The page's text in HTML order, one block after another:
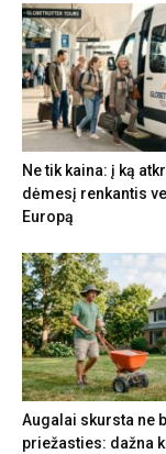
Ne tik kaina: į ką
dėmesį renkantis
Europą
Augalai skursta ne
priežasties: dažna